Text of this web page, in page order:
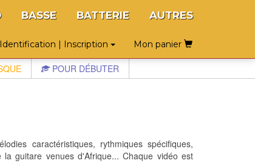
BASSE BATTERIE AUTRES
Identification | Inscription Mon panier
POUR DÉBUTER
caractéristiques, rythmiques spécifiques,
guitare venues d'Afrique... Chaque vidéo est